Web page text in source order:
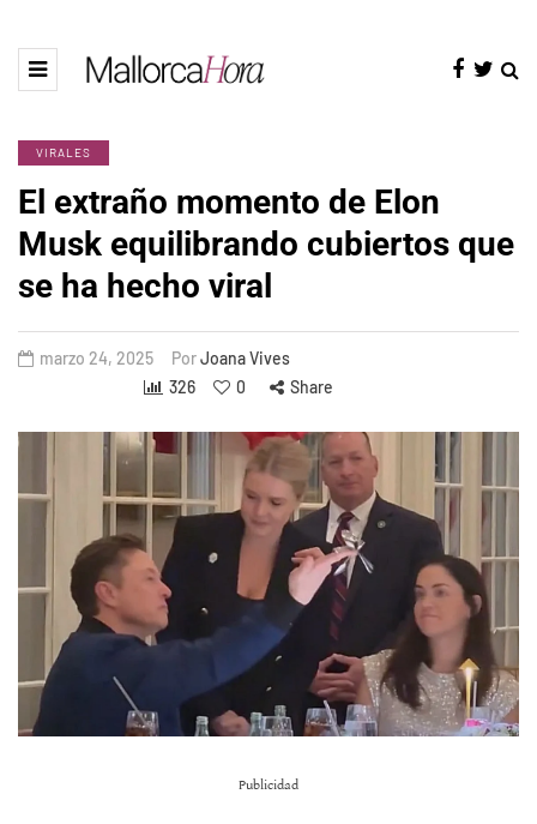
VIRALES
El extraño momento de Elon
Musk equilibrando cubiertos que
se ha hecho viral
marzo 24, 2025 PorJoana Vives
326
0 Share
Publicidad